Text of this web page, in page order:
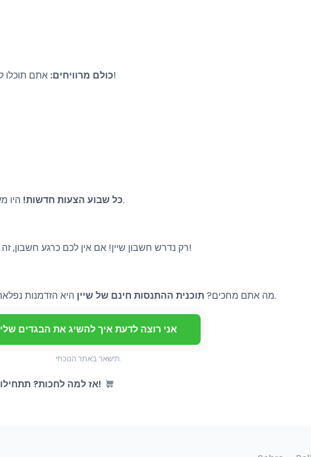
כולם מרוויחים:אתם תוכלו ללבוש בגדים חינם ושיין יקבלו פידבק מועיל!
כל שבוע הצעות חדשות!היו מעודכנים באפליקציה כדי לא לפספס הנחות.
רק נדרש חשבון שיין! אם אין לכם כרגע חשבון, זה הזמן להירשם ולהתחיל בתוכנית ההתנסות!
מה אתם מחכים?תוכנית ההתנסות חינם של שיין היא הזדמנות נפלאה לשדרג את הארון שלכם מבלי להוציא פרוטה.
אני רוצה לדעת איך להשיג את הבגדים שלי
תישאר באתר הנוכחי.
אז למה לחכות? תתחילו להנות ולהצטייד בבגדים חדשים עכשיו!